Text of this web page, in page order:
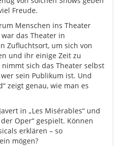
Freude.
Menschen ins Theater
das Theater in
Zufluchtsort, um sich von
und ihr einige Zeit zu
sich das Theater selbst
sein Publikum ist. Und
zeigt genau, wie man es
in „Les Misérables“ und
Oper“ gespielt. Können
erklären – so
mögen?